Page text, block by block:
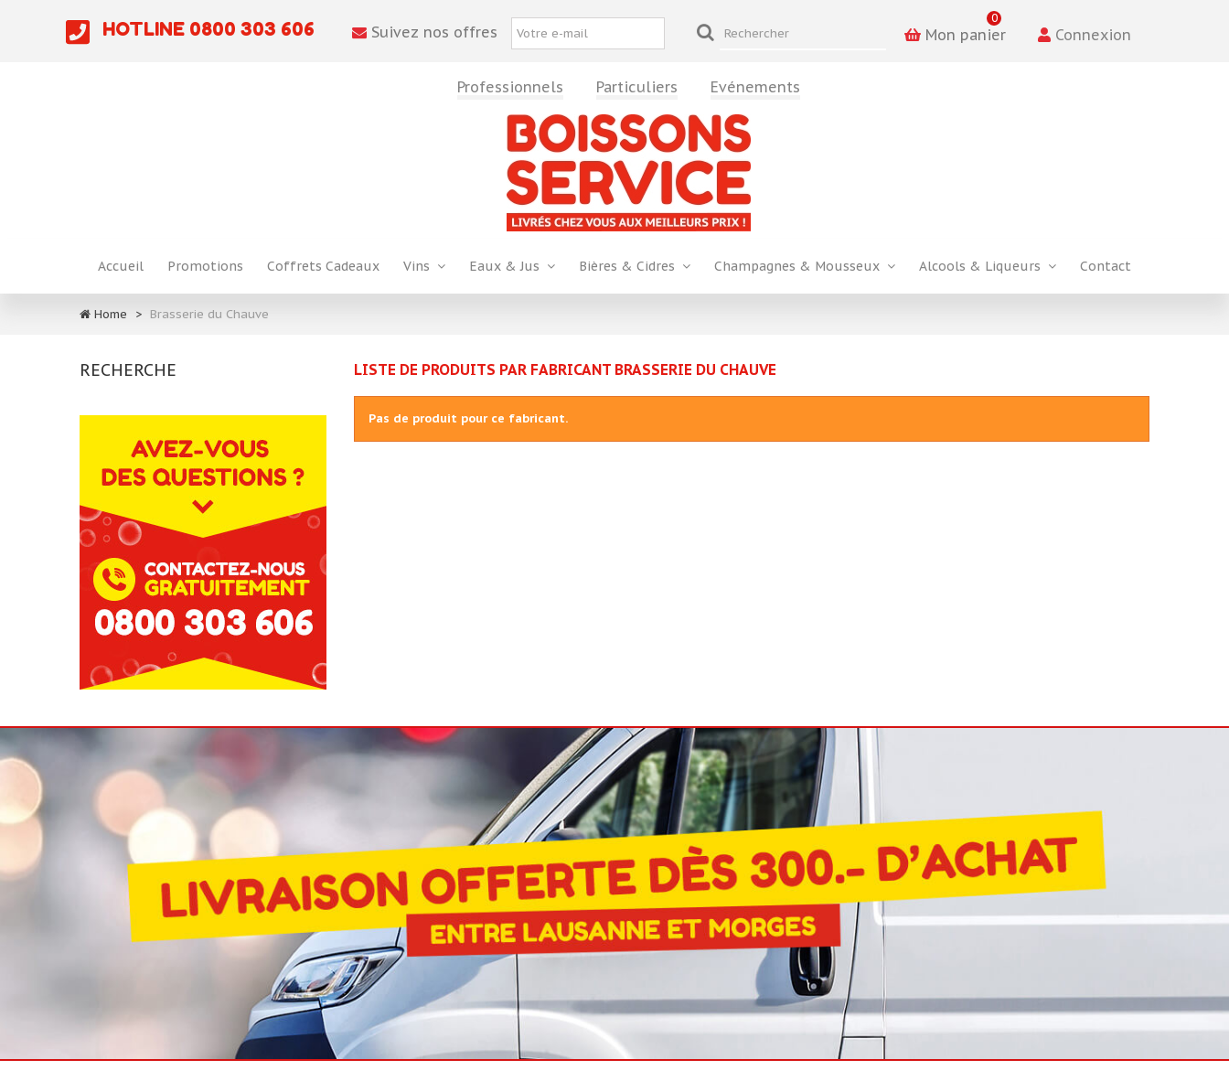
Connexion
Mon panier
0
HOTLINE 0800 303 606 Suivez nos offres
Professionnels Particuliers Evénements
Accueil Promotions Coffrets Cadeaux Vins Eaux & Jus Bières & Cidres Champagnes & Mousseux Alcools & Liqueurs Contact
Home > Brasserie du Chauve
RECHERCHE LISTE DE PRODUITS PAR FABRICANT BRASSERIE DU CHAUVE
Pas de produit pour ce fabricant.